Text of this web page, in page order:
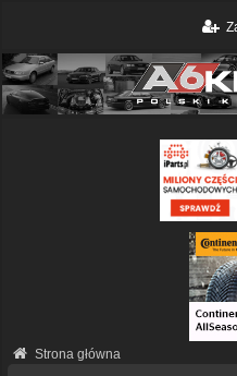
Strona główna